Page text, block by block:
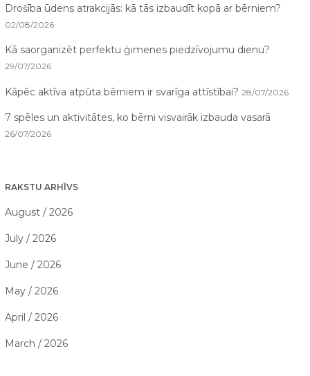
Drošība ūdens atrakcijās: kā tās izbaudīt kopā ar bērniem?
02/08/2026
Kā saorganizēt perfektu ģimenes piedzīvojumu dienu?
29/07/2026
Kāpēc aktīva atpūta bērniem ir svarīga attīstībai? 28/07/2026
7 spēles un aktivitātes, ko bērni visvairāk izbauda vasarā
26/07/2026
RAKSTU ARHĪVS
August / 2026
July / 2026
June / 2026
May / 2026
April / 2026
March / 2026